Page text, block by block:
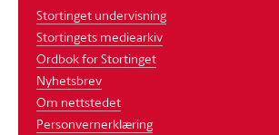
Stortinget undervisning
Stortingets mediearkiv
Ordbok for Stortinget
Nyhetsbrev
Om nettstedet
Personvernerklæring